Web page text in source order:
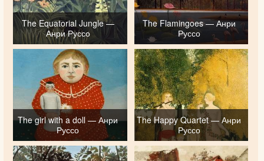
The Equatorial Jungle —
Анри Руссо
The Flamingoes — Анри
Руссо
The girl with a doll — Анри
Руссо
The Happy Quartet — Анри
Руссо